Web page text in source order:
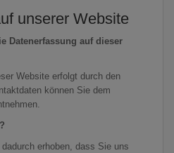
unserer Website
Datenerfassung auf dieser
Website erfolgt durch den
können Sie dem
erhoben, dass Sie uns